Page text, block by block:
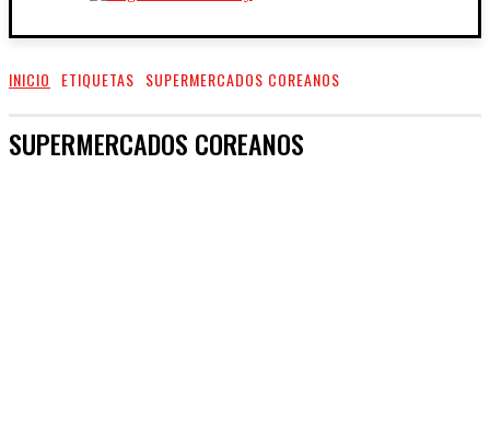
INICIO ETIQUETAS SUPERMERCADOS COREANOS
SUPERMERCADOS COREANOS